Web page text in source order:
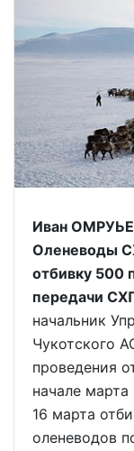
Иван ОМРУЬЕ
Оленеводы
отбивку 500
передачи
начальник
Чукотского
проведения
начале
16 марта
оленеводов